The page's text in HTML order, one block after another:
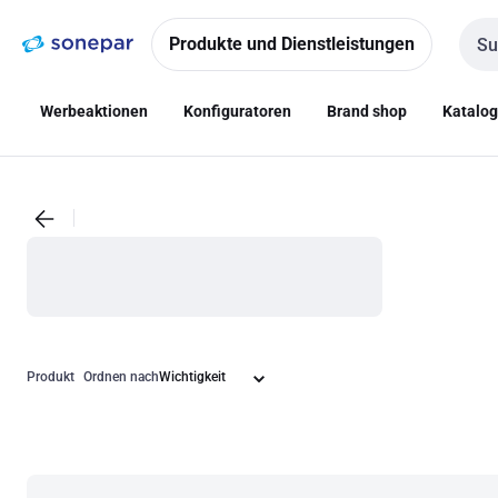
NavigationInhalt
Produkte und Dienstleistungen
Werbeaktionen Konfiguratoren Brand shop
Produkt Ordnen nach